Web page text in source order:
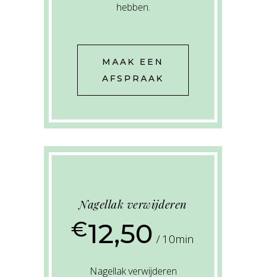
hebben.
MAAK EEN
AFSPRAAK
Nagellak verwijderen
€12,50 10min
Nagellak verwijderen